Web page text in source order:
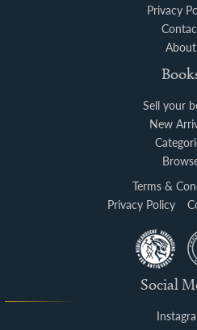
Privacy
About
Sell your
New
Terms &
Privacy Policy
Social